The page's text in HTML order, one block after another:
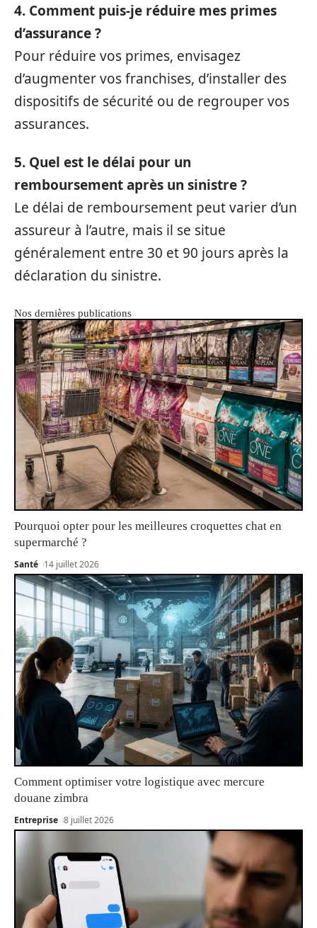
4. Comment puis-je réduire mes primes
d’assurance ?
Pour réduire vos primes, envisagez
d’augmenter vos franchises, d’installer des
dispositifs de sécurité ou de regrouper vos
assurances.
5. Quel est le délai pour un
remboursement après un sinistre ?
Le délai de remboursement peut varier d’un
assureur à l’autre, mais il se situe
généralement entre 30 et 90 jours après la
déclaration du sinistre.
Nos dernières publications
Pourquoi opter pour les meilleures croquettes chat en
supermarché ?
Santé 14 juillet 2026
Comment optimiser votre logistique avec mercure
douane zimbra
Entreprise 8 juillet 2026